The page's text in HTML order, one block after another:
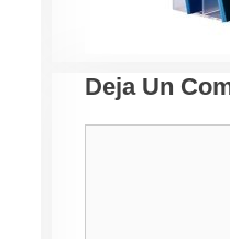
Deja Un